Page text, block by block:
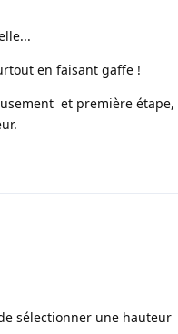
en faisant gaffe !
et première étape,
sélectionner une hauteur